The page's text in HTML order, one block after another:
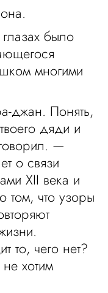
было
многими
джан. Понять,
дяди и
—
о связи
XII века и
что узоры
то, чего нет?
хотим